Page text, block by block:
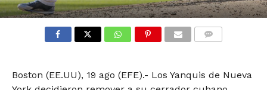
Boston (EE.UU), 19 ago (EFE).- Los Yanquis de Nueva